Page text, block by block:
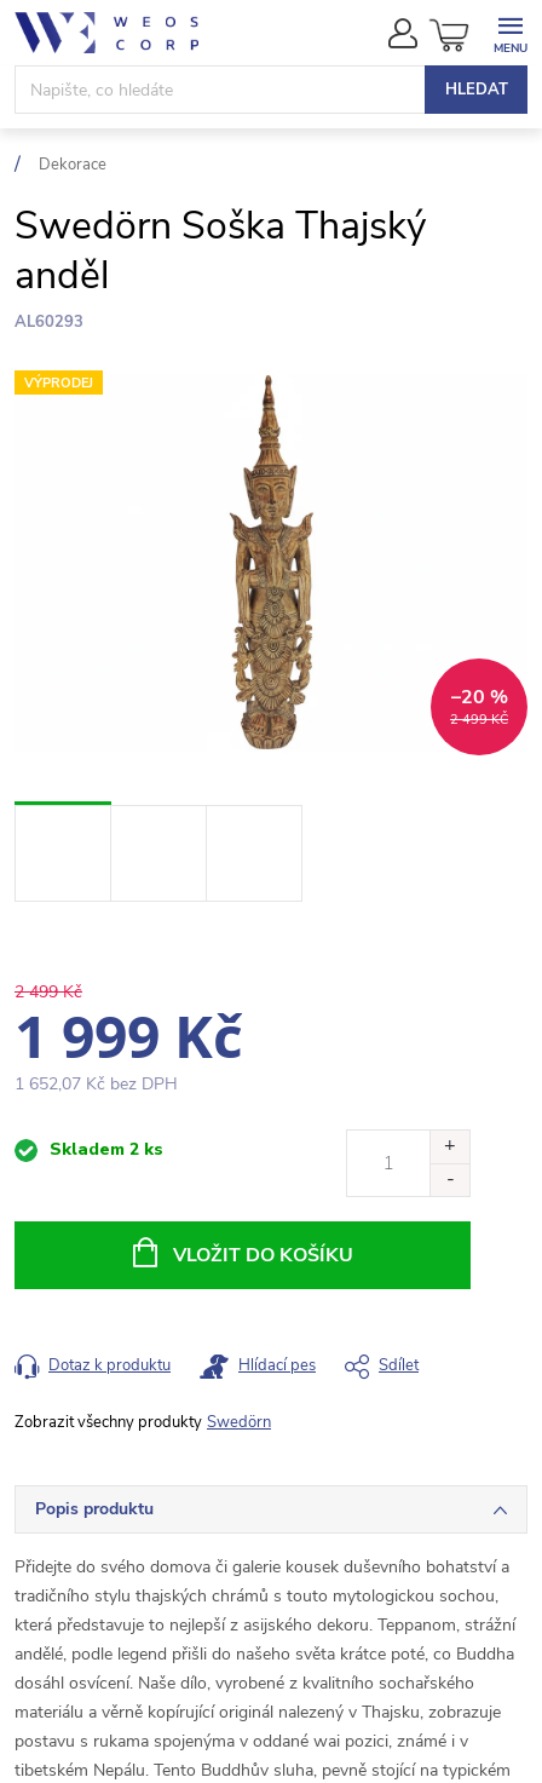
Přejít
obsah
HLEDAT
NÁKUPNÍ
KOŠÍK
Dekorace
Swedörn Soška Thajský
anděl
AL60293
VÝPRODEJ
2 499 KČ
–20 %
2 499 Kč
1 999 Kč
1 652,07 Kč bez DPH
MěrnáSkladem 2 ks
VLOŽIT DO KOŠÍKU
Dotaz k produktu Hlídací pes Sdílet
Swedörn
Popis produktu
Přidejte do svého domova či galerie kousek duševního bohatství a
tradičního stylu thajských chrámů s touto mytologickou sochou,
která představuje to nejlepší z asijského dekoru. Teppanom, strážní
andělé, podle legend přišli do našeho světa krátce poté, co Buddha
dosáhl osvícení. Naše dílo, vyrobené z kvalitního sochařského
materiálu a věrně kopírující originál nalezený v Thajsku, zobrazuje
postavu s rukama spojenýma v oddané wai pozici, známé i v
tibetském Nepálu. Tento Buddhův sluha, pevně stojící na typickém